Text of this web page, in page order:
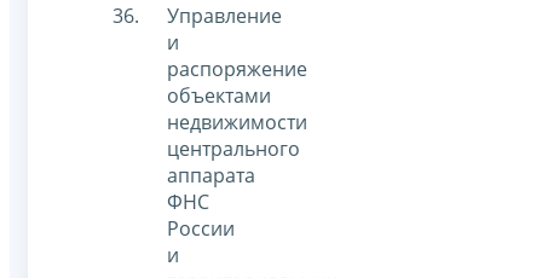
Управление
и
распоряжение
объектами
недвижимости
центрального
аппарата
ФНС
России
и